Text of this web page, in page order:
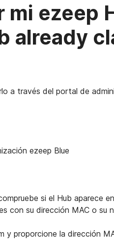
mi ezeep
already
a través del portal de
ezeep Blue
si el Hub aparece
con su dirección MAC o su
proporcione la dirección